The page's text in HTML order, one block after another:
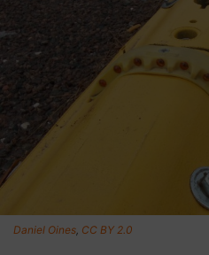
Daniel Oines CC BY 2.0